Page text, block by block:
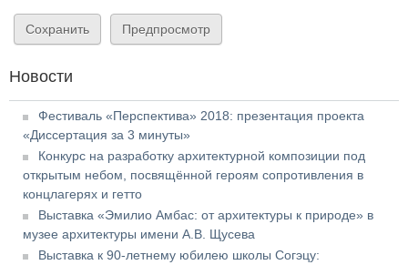
Новости
Фестиваль «Перспектива» 2018: презентация проекта
«Диссертация за 3 минуты»
Конкурс на разработку архитектурной композиции под
открытым небом, посвящённой героям сопротивления в
концлагерях и гетто
Выставка «Эмилио Амбас: от архитектуры к природе» в
музее архитектуры имени А.В. Щусева
Выставка к 90-летнему юбилею школы Согэцу: